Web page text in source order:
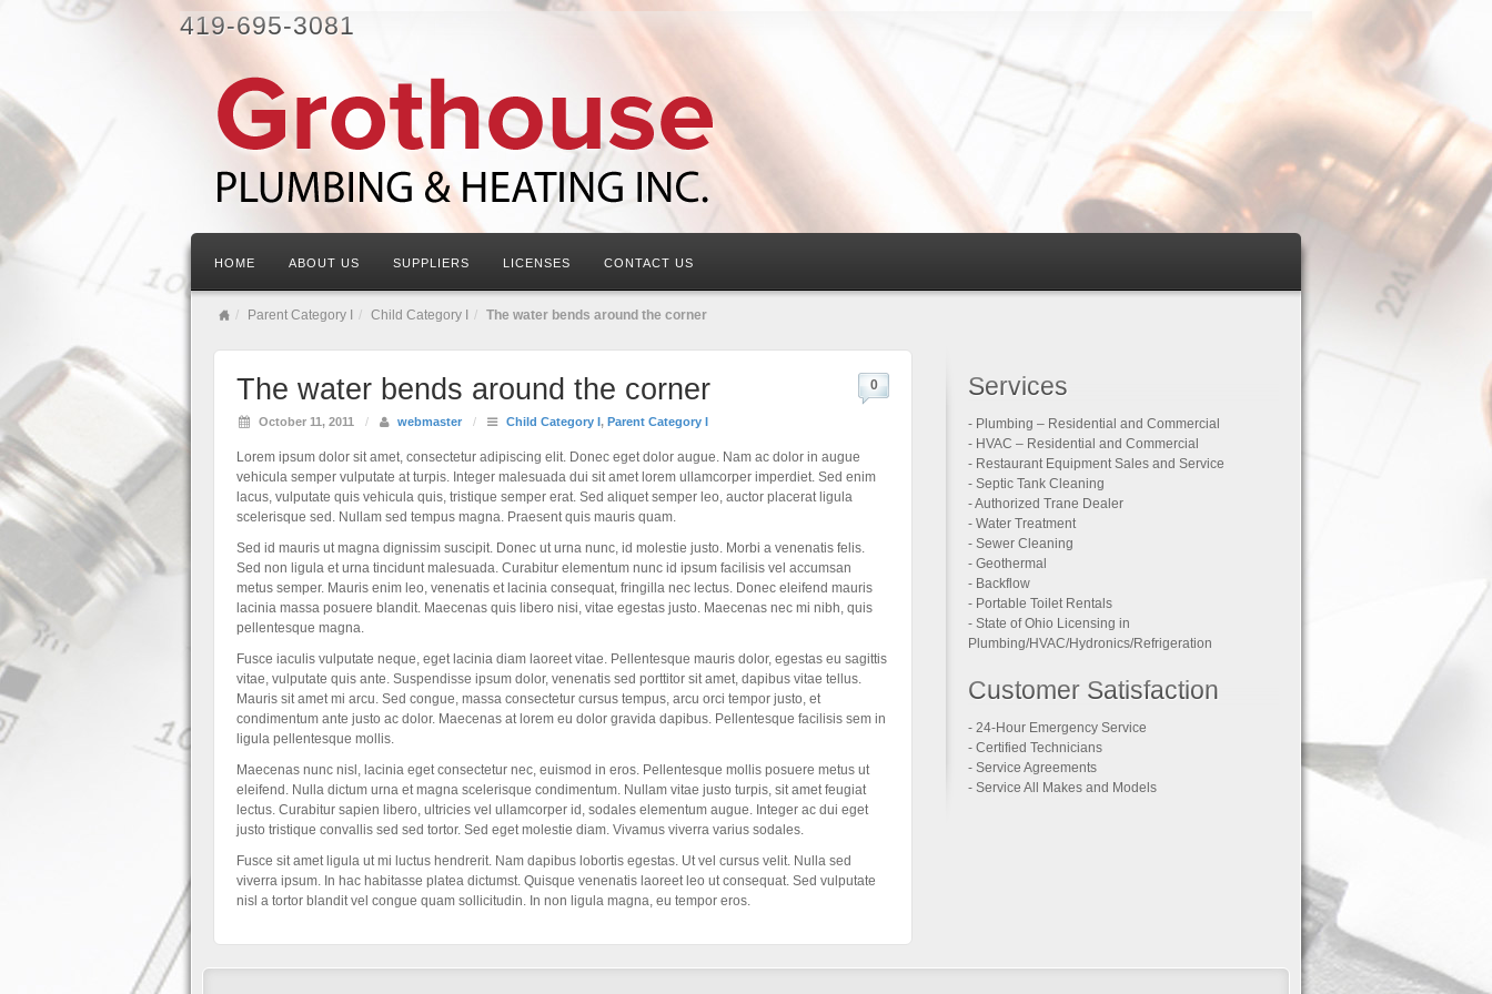
419-695-3081
HOME ABOUT US SUPPLIERS LICENSES CONTACT US
Parent Category I Child Category I The water bends around the corner
The water bends around the corner
October 11, 2011 / webmaster / Child Category I, Parent Category I
0
Lorem ipsum dolor sit amet, consectetur adipiscing elit. Donec eget dolor augue. Nam ac dolor in augue
vehicula semper vulputate at turpis. Integer malesuada dui sit amet lorem ullamcorper imperdiet. Sed enim
lacus, vulputate quis vehicula quis, tristique semper erat. Sed aliquet semper leo, auctor placerat ligula
scelerisque sed. Nullam sed tempus magna. Praesent quis mauris quam.
Sed id mauris ut magna dignissim suscipit. Donec ut urna nunc, id molestie justo. Morbi a venenatis felis.
Sed non ligula et urna tincidunt malesuada. Curabitur elementum nunc id ipsum facilisis vel accumsan
metus semper. Mauris enim leo, venenatis et lacinia consequat, fringilla nec lectus. Donec eleifend mauris
lacinia massa posuere blandit. Maecenas quis libero nisi, vitae egestas justo. Maecenas nec mi nibh, quis
pellentesque magna.
Fusce iaculis vulputate neque, eget lacinia diam laoreet vitae. Pellentesque mauris dolor, egestas eu sagittis
vitae, vulputate quis ante. Suspendisse ipsum dolor, venenatis sed porttitor sit amet, dapibus vitae tellus.
Mauris sit amet mi arcu. Sed congue, massa consectetur cursus tempus, arcu orci tempor justo, et
condimentum ante justo ac dolor. Maecenas at lorem eu dolor gravida dapibus. Pellentesque facilisis sem in
ligula pellentesque mollis.
Maecenas nunc nisl, lacinia eget consectetur nec, euismod in eros. Pellentesque mollis posuere metus ut
eleifend. Nulla dictum urna et magna scelerisque condimentum. Nullam vitae justo turpis, sit amet feugiat
lectus. Curabitur sapien libero, ultricies vel ullamcorper id, sodales elementum augue. Integer ac dui eget
justo tristique convallis sed sed tortor. Sed eget molestie diam. Vivamus viverra varius sodales.
Fusce sit amet ligula ut mi luctus hendrerit. Nam dapibus lobortis egestas. Ut vel cursus velit. Nulla sed
viverra ipsum. In hac habitasse platea dictumst. Quisque venenatis laoreet leo ut consequat. Sed vulputate
nisl a tortor blandit vel congue quam sollicitudin. In non ligula magna, eu tempor eros.
Services
- Plumbing – Residential and Commercial
- HVAC – Residential and Commercial
- Restaurant Equipment Sales and Service
- Septic Tank Cleaning
- Authorized Trane Dealer
- Water Treatment
- Sewer Cleaning
- Geothermal
- Backflow
- Portable Toilet Rentals
- State of Ohio Licensing in
Plumbing/HVAC/Hydronics/Refrigeration
Customer Satisfaction
- 24-Hour Emergency Service
- Certified Technicians
- Service Agreements
- Service All Makes and Models